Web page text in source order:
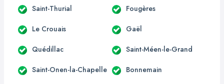
Saint-Thurial Fougères
Le Crouais Gaël
Quédillac Saint-Méen-le-Grand
Saint-Onen-la-Chapelle Bonnemain